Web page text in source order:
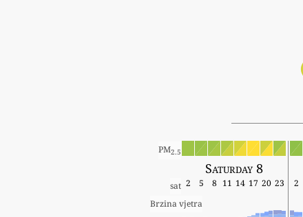
PM2.5
Saturday 8
sat 2 5 8 11 14 17 20 23 2
Brzina vjetra